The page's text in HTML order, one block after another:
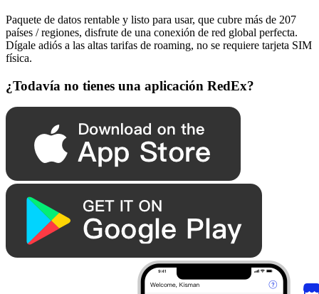
Paquete de datos rentable y listo para usar, que cubre más de 207
países / regiones, disfrute de una conexión de red global perfecta.
Dígale adiós a las altas tarifas de roaming, no se requiere tarjeta SIM
física.
¿Todavía no tienes una aplicación RedEx?